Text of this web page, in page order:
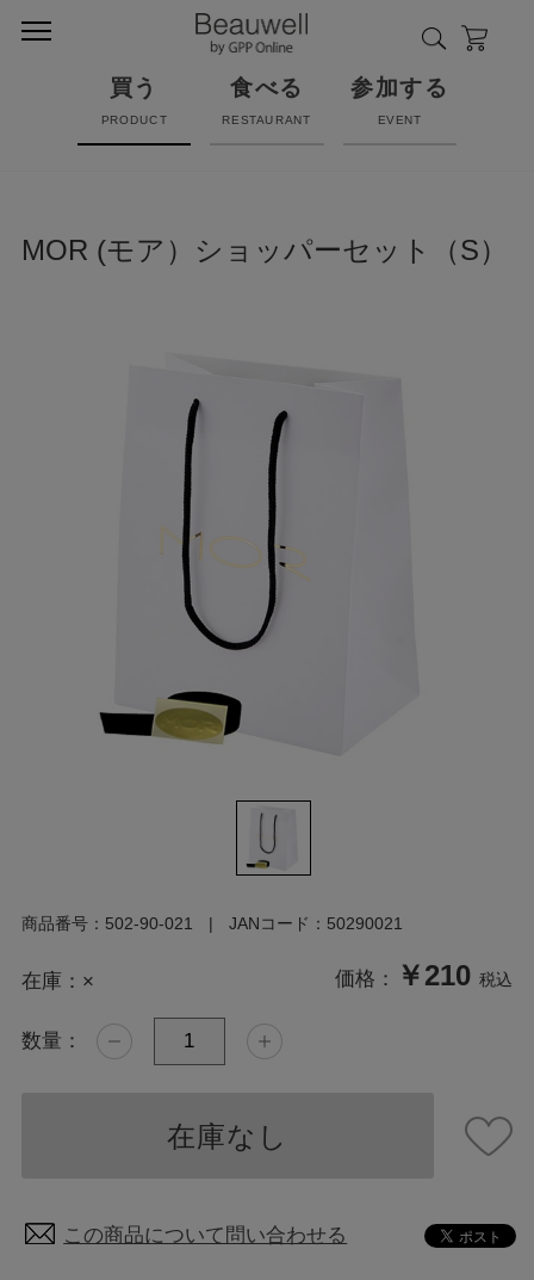
買う
PRODUCT
食べる
RESTAURANT
参加する
EVENT
MOR (モア）ショッパーセット（S）
商品番号： 502-90-021 JANコード： 50290021
在庫： × 価格： ￥210 税込
数量：
在庫なし
この商品について問い合わせる